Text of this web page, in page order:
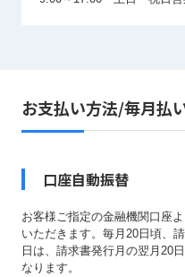
お支払い方法/毎月払
口座自動振替
お客様ご指定の金融機関口座
いただきます。毎月20日頃、
日は、請求書発行月の翌月20
なります。